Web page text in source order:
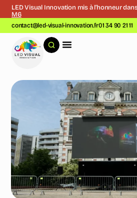
LED Visual Innovation mis à l’honneur dans
M6
contact@led-visual-innovation.fr01 34 90 21 11